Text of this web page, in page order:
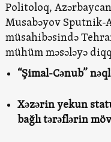
Politoloq,
Musabəyov Sputnik-
müsahibəsində
mühüm məsələyə
“Şimal-Cənub”
Xəzərin yekun
bağlı tərəflərin